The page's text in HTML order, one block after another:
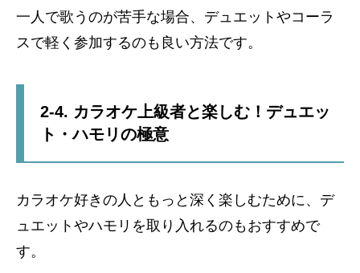
一人で歌うのが苦手な場合、デュエットやコーラ
スで軽く参加するのも良い方法です。
2-4. カラオケ上級者と楽しむ！デュエッ
ト・ハモリの極意
カラオケ好きの人ともっと深く楽しむために、デ
ュエットやハモリを取り入れるのもおすすめで
す。